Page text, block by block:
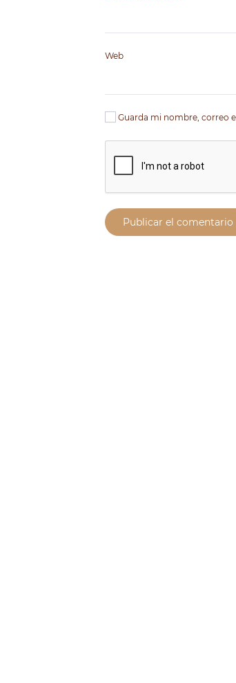
Web
Guarda mi nombre, correo
Publicar el comentario